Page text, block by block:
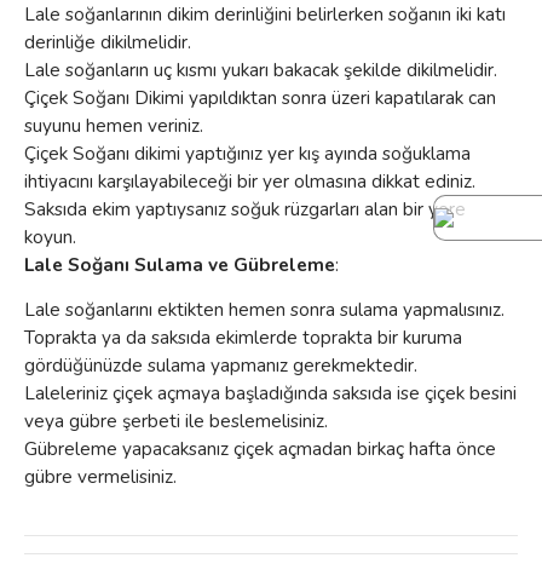
Lale soğanlarının dikim derinliğini belirlerken soğanın iki katı
derinliğe dikilmelidir.
Lale soğanların uç kısmı yukarı bakacak şekilde dikilmelidir.
Çiçek Soğanı Dikimi yapıldıktan sonra üzeri kapatılarak can
suyunu hemen veriniz.
Çiçek Soğanı dikimi yaptığınız yer kış ayında soğuklama
ihtiyacını karşılayabileceği bir yer olmasına dikkat ediniz.
Saksıda ekim yaptıysanız soğuk rüzgarları alan bir yere
koyun.
Lale Soğanı Sulama ve Gübreleme:
Lale soğanlarını ektikten hemen sonra sulama yapmalısınız.
Toprakta ya da saksıda ekimlerde toprakta bir kuruma
gördüğünüzde sulama yapmanız gerekmektedir.
Laleleriniz çiçek açmaya başladığında saksıda ise çiçek besini
veya gübre şerbeti ile beslemelisiniz.
Gübreleme yapacaksanız çiçek açmadan birkaç hafta önce
gübre vermelisiniz.